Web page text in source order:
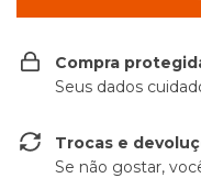
Compra
Seus dados
Trocas e
Se não gostar,